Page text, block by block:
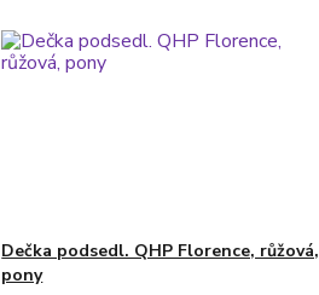
Dečka podsedl. QHP Florence, růžová,
pony